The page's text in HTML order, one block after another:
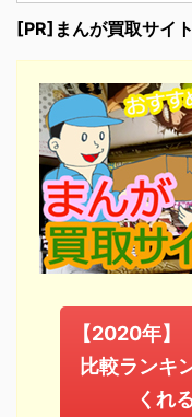
[PR]まんが買取サイト
【2020年】
比較ランキ
くれ